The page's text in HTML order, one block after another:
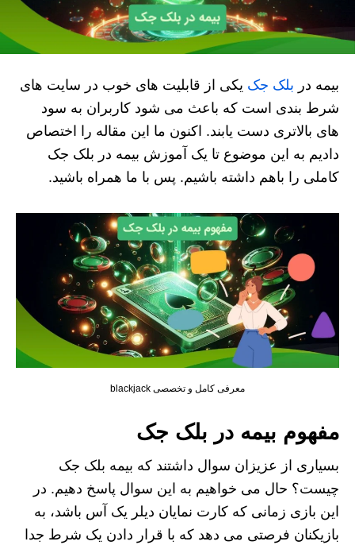
بیمه در بلک جک یکی از قابلیت های خوب در سایت های
شرط بندی است که باعث می شود کاربران به سود
های بالاتری دست یابند. اکنون ما این مقاله را اختصاص
دادیم به این موضوع تا یک آموزش بیمه در بلک جک
کاملی را باهم داشته باشیم. پس با ما همراه باشید.
معرفی کامل و تخصصی blackjack
مفهوم بیمه در بلک جک
بسیاری از عزیزان سوال داشتند که بیمه بلک جک
چیست؟ حال می خواهیم به این سوال پاسخ دهیم. در
این بازی زمانی که کارت نمایان دیلر یک آس باشد، به
بازیکنان فرصتی می دهد که با قرار دادن یک شرط جدا